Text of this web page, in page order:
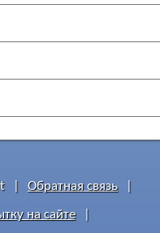
Обратная связь
на сайте